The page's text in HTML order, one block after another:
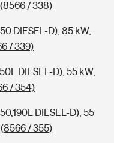
(8566 / 338)
DIESEL-D), 85 kW,
/ 339)
DIESEL-D), 55 kW,
/ 354)
DIESEL-D), 55
(8566 / 355)